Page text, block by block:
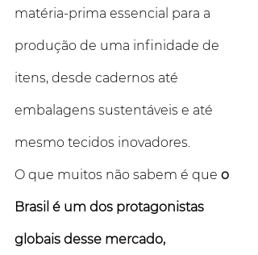
matéria-prima essencial para a
produção de uma infinidade de
itens, desde cadernos até
embalagens sustentáveis e até
mesmo tecidos inovadores.
O que muitos não sabem é que o
Brasil é um dos protagonistas
globais desse mercado,